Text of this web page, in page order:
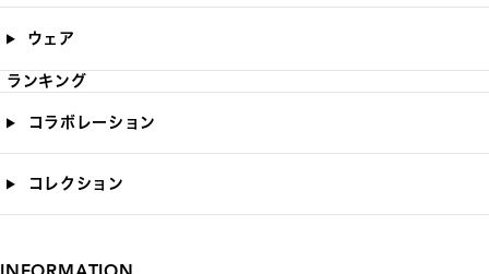
ウェア
ランキング
コラボレーション
コレクション